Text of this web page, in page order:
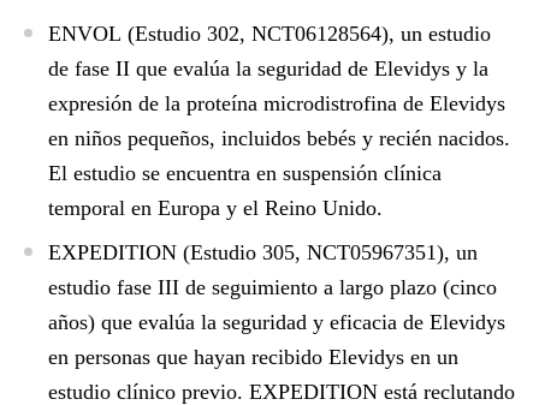
ENVOL (Estudio 302, NCT06128564), un estudio
de fase II que evalúa la seguridad de Elevidys y la
expresión de la proteína microdistrofina de Elevidys
en niños pequeños, incluidos bebés y recién nacidos.
El estudio se encuentra en suspensión clínica
temporal en Europa y el Reino Unido.
EXPEDITION (Estudio 305, NCT05967351), un
estudio fase III de seguimiento a largo plazo (cinco
años) que evalúa la seguridad y eficacia de Elevidys
en personas que hayan recibido Elevidys en un
estudio clínico previo. EXPEDITION está reclutando